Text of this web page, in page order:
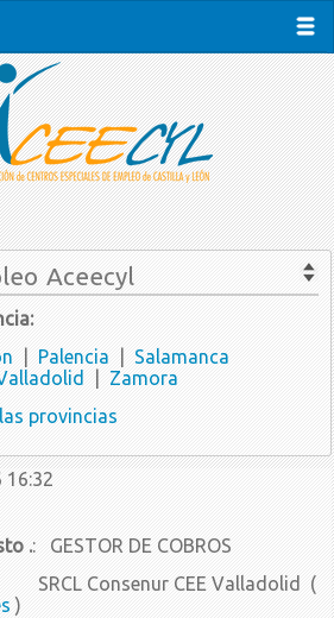
Aceecyl
Palencia
Salamanca
Zamora
provincias
16:32
.: GESTOR DE COBROS
CEE Valladolid (
)